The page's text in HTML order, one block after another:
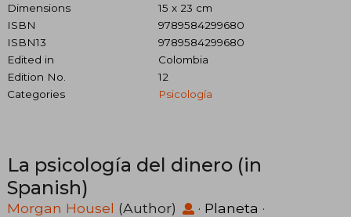
Dimensions
15 x 23 cm
ISBN
9789584299680
ISBN13
9789584299680
Edited in
Colombia
Edition No.
12
Categories
Psicología
La psicología del dinero (in
Spanish)
Morgan Housel (Author) · Planeta ·